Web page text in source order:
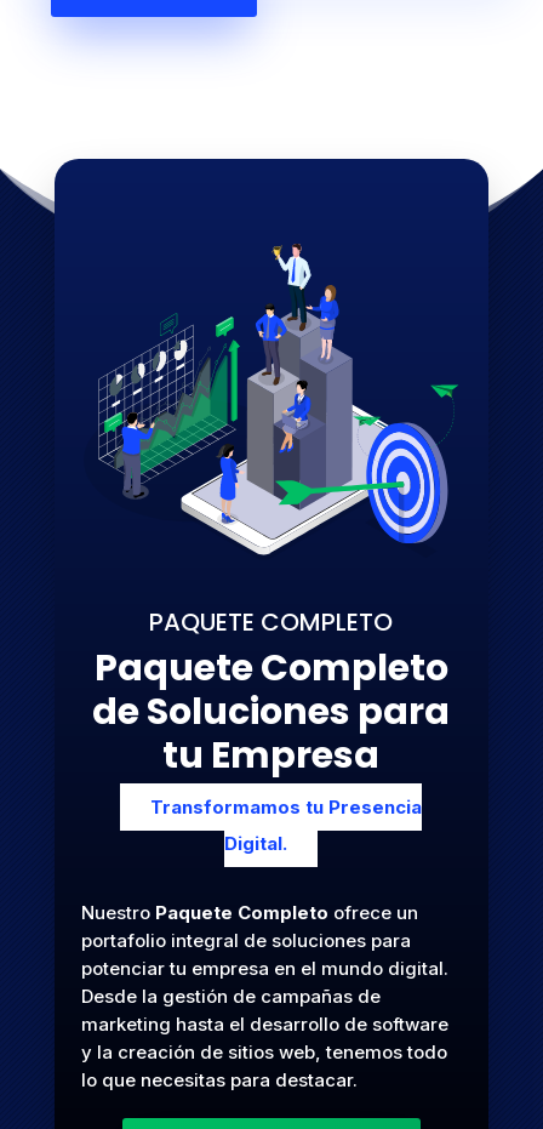
PAQUETE COMPLETO
Paquete Completo
de Soluciones para
tu Empresa
Transformamos tu Presencia
Digital.
Nuestro Paquete Completo ofrece un
portafolio integral de soluciones para
potenciar tu empresa en el mundo digital.
Desde la gestión de campañas de
marketing hasta el desarrollo de software
y la creación de sitios web, tenemos todo
lo que necesitas para destacar.